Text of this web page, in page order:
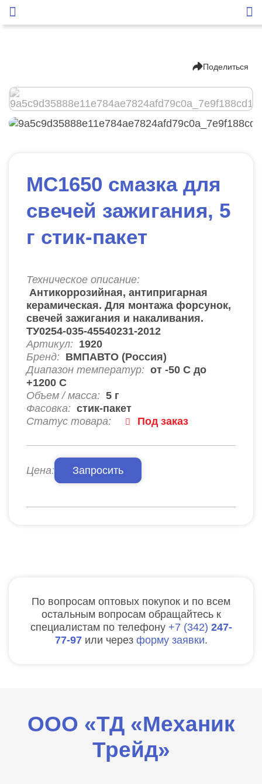
Поделиться
МС1650 смазка для
свечей зажигания, 5
г стик-пакет
Техническое описание:
Антикоррозийная, антипригарная
керамическая. Для монтажа форсунок,
свечей зажигания и накаливания.
ТУ0254-035-45540231-2012
Артикул: 1920
Бренд: ВМПАВТО (Россия)
Диапазон температур: от -50 С до
+1200 С
Объем / масса: 5 г
Фасовка: стик-пакет
Статус товара:
Под заказ
Цена: Запросить
По вопросам оптовых покупок и по всем
остальным вопросам обращайтесь к
специалистам по телефону
7 342 247-
77-97 или через форму заявки.
ООО «ТД «Механик
Трейд»